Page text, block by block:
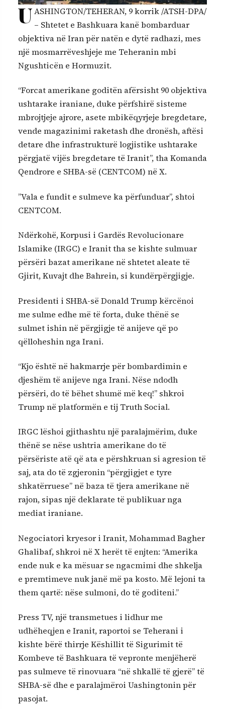
UASHINGTON/TEHERAN, 9 korrik /ATSH-DPA/
– Shtetet e Bashkuara kanë bombarduar
objektiva në Iran për natën e dytë radhazi, mes
një mosmarrëveshjeje me Teheranin mbi
Ngushticën e Hormuzit.
“Forcat amerikane goditën afërsisht 90 objektiva
ushtarake iraniane, duke përfshirë sisteme
mbrojtjeje ajrore, asete mbikëqyrjeje bregdetare,
vende magazinimi raketash dhe dronësh, aftësi
detare dhe infrastrukturë logjistike ushtarake
përgjatë vijës bregdetare të Iranit”, tha Komanda
Qendrore e SHBA-së (CENTCOM) në X.
”Vala e fundit e sulmeve ka përfunduar”, shtoi
CENTCOM.
Ndërkohë, Korpusi i Gardës Revolucionare
Islamike (IRGC) e Iranit tha se kishte sulmuar
përsëri bazat amerikane në shtetet aleate të
Gjirit, Kuvajt dhe Bahrein, si kundërpërgjigje.
Presidenti i SHBA-së Donald Trump kërcënoi
me sulme edhe më të forta, duke thënë se
sulmet ishin në përgjigje të anijeve që po
qëlloheshin nga Irani.
“Kjo është në hakmarrje për bombardimin e
djeshëm të anijeve nga Irani. Nëse ndodh
përsëri, do të bëhet shumë më keq!” shkroi
Trump në platformën e tij Truth Social.
IRGC lëshoi ​​gjithashtu një paralajmërim, duke
thënë se nëse ushtria amerikane do të
përsëriste atë që ata e përshkruan si agresion të
saj, ata do të zgjeronin “përgjigjet e tyre
shkatërruese” në baza të tjera amerikane në
rajon, sipas një deklarate të publikuar nga
mediat iraniane.
Negociatori kryesor i Iranit, Mohammad Bagher
Ghalibaf, shkroi në X herët të enjten: “Amerika
ende nuk e ka mësuar se ngacmimi dhe shkelja
e premtimeve nuk janë më pa kosto. Më lejoni ta
them qartë: nëse sulmoni, do të goditeni.”
Press TV, një transmetues i lidhur me
udhëheqjen e Iranit, raportoi se Teherani i
kishte bërë thirrje Këshillit të Sigurimit të
Kombeve të Bashkuara të vepronte menjëherë
pas sulmeve të rinovuara “në shkallë të gjerë” të
SHBA-së dhe e paralajmëroi Uashingtonin për
pasojat.